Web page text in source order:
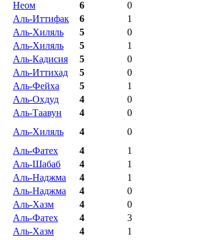
Неом 6
0
Аль-Иттифак 6
1
Аль-Хиляль 5
0
Аль-Хиляль 5
1
Аль-Кадисия 5
0
Аль-Иттихад 5
0
Аль-Фейха 5
1
Аль-Охдуд 4
0
Аль-Таавун 4
0
Аль-Хиляль 4
0
Аль-Фатех 4
1
Аль-Шабаб 4
1
Аль-Наджма 4
1
Аль-Наджма 4
0
Аль-Хазм 4
0
Аль-Фатех 4
3
Аль-Хазм 4
1